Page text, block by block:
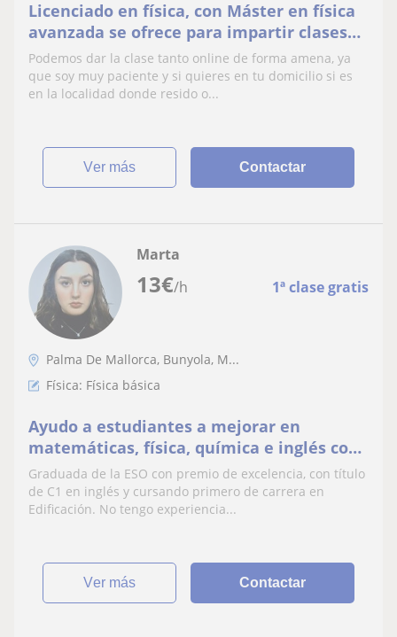
Licenciado en física, con Máster en física
avanzada se ofrece para impartir clases
de Matematicas y física
Podemos dar la clase tanto online de forma amena, ya
que soy muy paciente y si quieres en tu domicilio si es
en la localidad donde resido o...
ver más Contactar
13€/h 1ª clase gratis
Marta
Palma De Mallorca, Bunyola, M...
Física: Física básica
Ayudo a estudiantes a mejorar en
matemáticas, física, química e inglés con
clases de apoyo personalizadas
Graduada de la ESO con premio de excelencia, con título
de C1 en inglés y cursando primero de carrera en
Edificación. No tengo experiencia...
ver más Contactar